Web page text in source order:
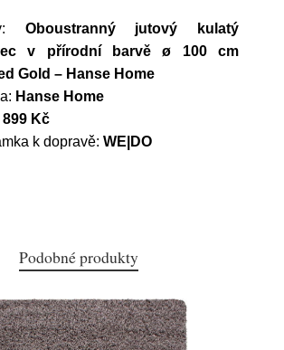
Oboustranný jutový kulatý
v přírodní barvě ø 100 cm
Gold – Hanse Home
Hanse Home
899 Kč
k dopravě: WE|DO
Podobné produkty